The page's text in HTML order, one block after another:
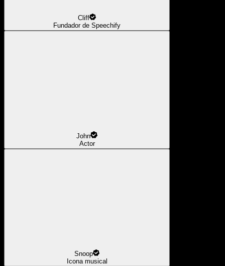
Cliff
Fundador de Speechify
John
Actor
Snoop
Icona musical